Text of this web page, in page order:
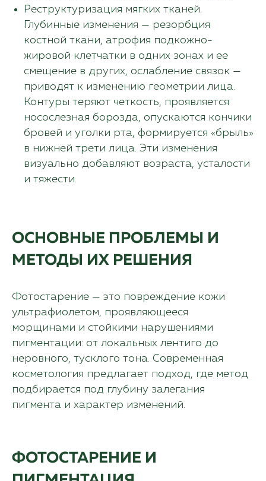
Реструктуризация мягких тканей.
Глубинные изменения — резорбция
костной ткани, атрофия подкожно-
жировой клетчатки в одних зонах и ее
смещение в других, ослабление связок —
приводят к изменению геометрии лица.
Контуры теряют четкость, проявляется
носослезная борозда, опускаются кончики
бровей и уголки рта, формируется «брыль»
в нижней трети лица. Эти изменения
визуально добавляют возраста, усталости
и тяжести.
ОСНОВНЫЕ ПРОБЛЕМЫ И
МЕТОДЫ ИХ РЕШЕНИЯ
Фотостарение — это повреждение кожи
ультрафиолетом, проявляющееся
морщинами и стойкими нарушениями
пигментации: от локальных лентиго до
неровного, тусклого тона. Современная
косметология предлагает подход, где метод
подбирается под глубину залегания
пигмента и характер изменений.
ФОТОСТАРЕНИЕ И